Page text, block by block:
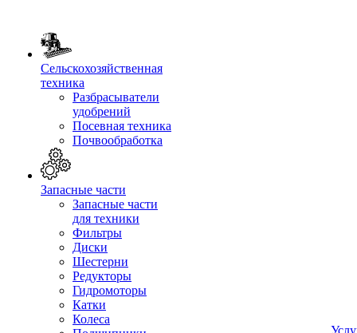
Сельскохозяйственная
техника
Разбрасыватели
удобрений
Посевная техника
Почвообработка
Запасные части
Запасные части
для техники
Фильтры
Диски
Шестерни
Редукторы
Гидромоторы
Катки
Колеса